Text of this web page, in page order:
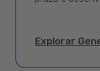
Explorar